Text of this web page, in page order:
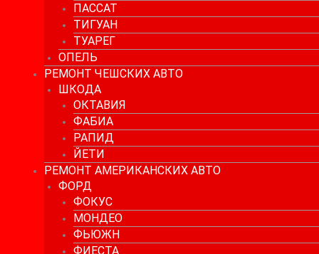
ПАССАТ
ТИГУАН
ТУАРЕГ
ОПЕЛЬ
РЕМОНТ ЧЕШСКИХ АВТО
ШКОДА
ОКТАВИЯ
ФАБИА
РАПИД
ЙЕТИ
РЕМОНТ АМЕРИКАНСКИХ АВТО
ФОРД
ФОКУС
МОНДЕО
ФЬЮЖН
ФИЕСТА